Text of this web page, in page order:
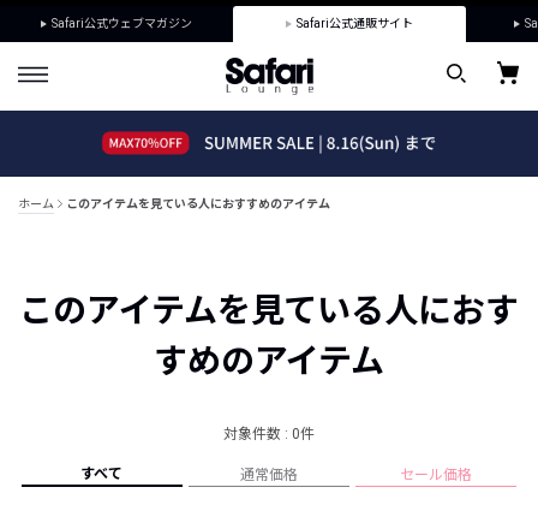
Safari公式ウェブマガジン Safari公式通販サイト
ホーム このアイテムを見ている人におすすめのアイテム
このアイテムを見ている人におす
すめのアイテム
対象件数 : 0件
すべて 通常価格 セール価格